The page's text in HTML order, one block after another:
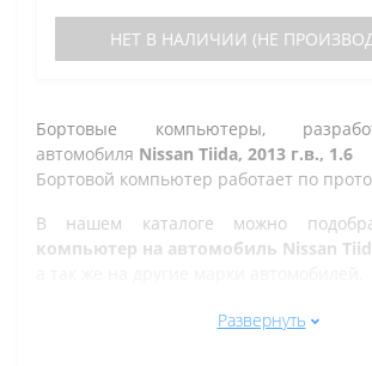
НЕТ В НАЛИЧИИ (НЕ
Бортовые компьютеры,
автомобиля Nissan Tiida, 2013 г.в., 1.6
Бортовой компьютер работает по
В нашем каталоге можно
компьютер на автомобиль Nissan
Все рано или поздно в Казани
Развернуть